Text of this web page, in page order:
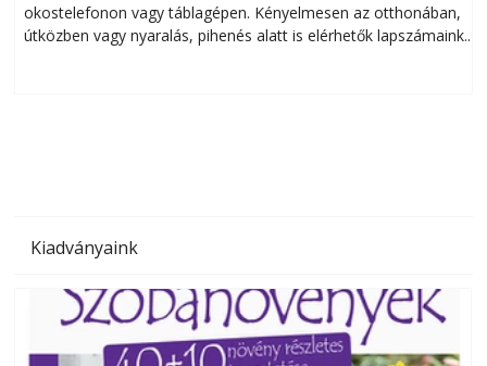
okostelefonon vagy táblagépen. Kényelmesen az otthonában,
útközben vagy nyaralás, pihenés alatt is elérhetők lapszámaink.
Kiadványaink